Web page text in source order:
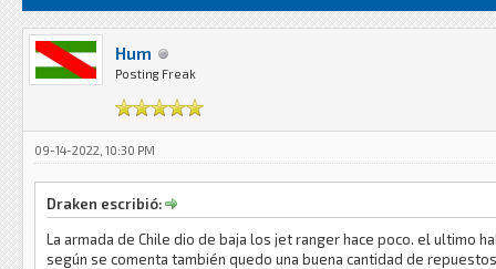
Hum
Posting Freak
09-14-2022, 10:30 PM
Draken escribió:
La armada de Chile dio de baja los jet ranger hace poco. el ultimo
según se comenta también quedo una buena cantidad de